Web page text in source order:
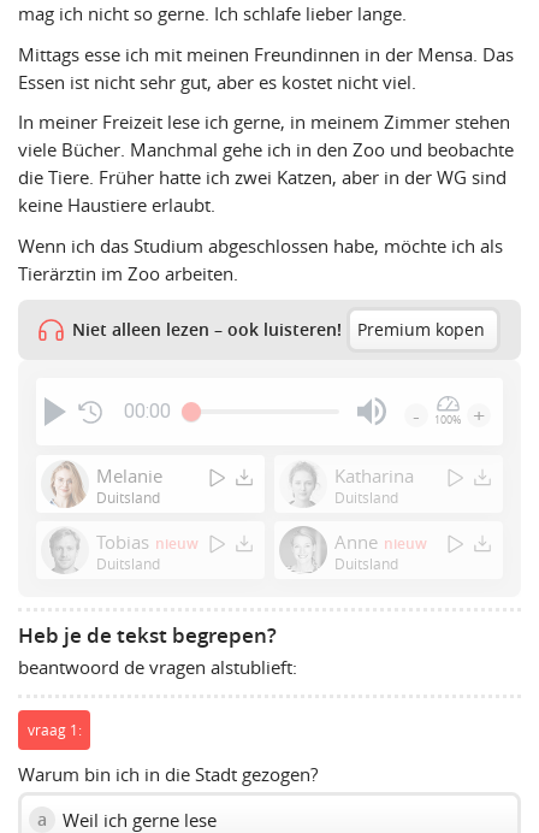
mag ich nicht so gerne. Ich schlafe lieber lange.
Mittags esse ich mit meinen Freundinnen in der Mensa. Das
Essen ist nicht sehr gut, aber es kostet nicht viel.
In meiner Freizeit lese ich gerne, in meinem Zimmer stehen
viele Bücher. Manchmal gehe ich in den Zoo und beobachte
die Tiere. Früher hatte ich zwei Katzen, aber in der WG sind
keine Haustiere erlaubt.
Wenn ich das Studium abgeschlossen habe, möchte ich als
Tierärztin im Zoo arbeiten.
Niet alleen lezen – ook luisteren! Premium kopen
00:00
Enter
or
to
show
- 100% +
Melanie
Duitsland
Katharina
Duitsland
Tobias nieuw
Duitsland
Anne nieuw
Duitsland
Heb je de tekst begrepen?
beantwoord de vragen alstublieft:
vraag 1:
Warum bin ich in die Stadt gezogen?
a Weil ich gerne lese